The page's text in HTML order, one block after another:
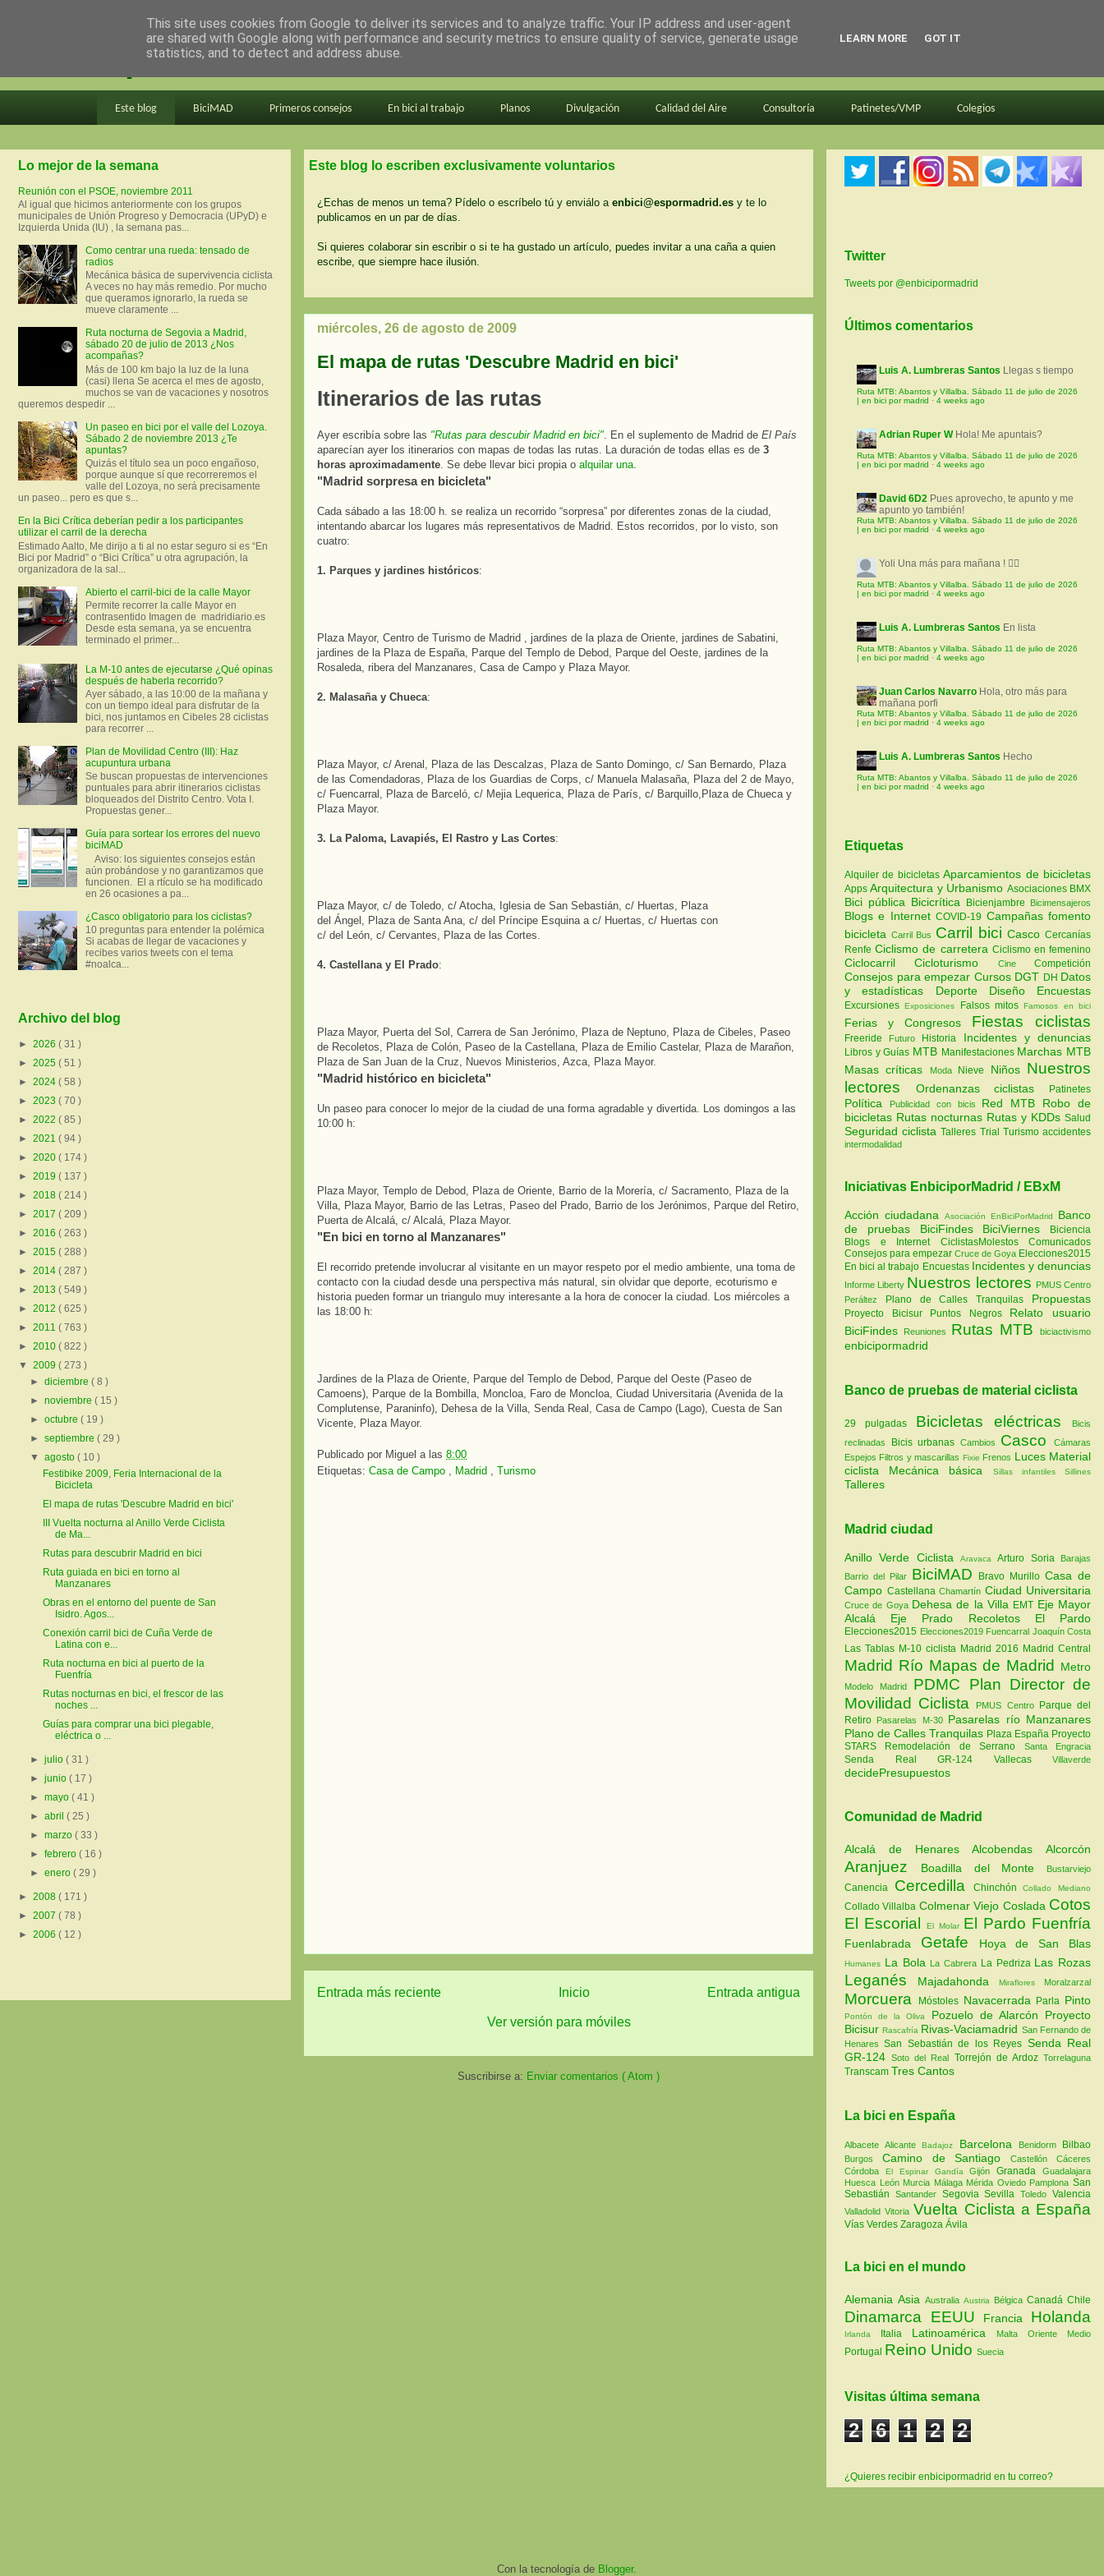
en bici por madrid
Este blog BiciMAD Primeros consejos En bici al trabajo Planos Divulgación Calidad del Aire Consultoría Patinetes/VMP Colegios
Este blog lo escriben exclusivamente voluntarios
¿Echas de menos un tema? Pídelo o escríbelo tú y enviálo a enbici@espormadrid.es y te lo
publicamos en un par de días.
Si quieres colaborar sin escribir o si te ha gustado un artículo, puedes invitar a una caña a quien
escribe, que siempre hace ilusión.
miércoles, 26 de agosto de 2009
El mapa de rutas 'Descubre Madrid en bici'
Itinerarios de las rutas
Ayer escribía sobre las "Rutas para descubir Madrid en bici" . En el suplemento de Madrid de El País
aparecían ayer los itinerarios con mapas de todas las rutas. La duración de todas ellas es de 3
horas aproximadamente . Se debe llevar bici propia o alquilar una
"Madrid sorpresa en bicicleta"
Cada sábado a las 18:00 h. se realiza un recorrido “sorpresa” por diferentes zonas de la ciudad,
intentando abarcar los lugares más representativos de Madrid. Estos recorridos, por lo visto, son
cuatro:
1. Parques y jardines históricos:
Plaza Mayor, Centro de Turismo de Madrid , jardines de la plaza de Oriente, jardines de Sabatini,
jardines de la Plaza de España, Parque del Templo de Debod, Parque del Oeste, jardines de la
Rosaleda, ribera del Manzanares, Casa de Campo y Plaza Mayor.
2. Malasaña y Chueca:
Plaza Mayor, c/ Arenal, Plaza de las Descalzas, Plaza de Santo Domingo, c/ San Bernardo, Plaza
de las Comendadoras, Plaza de los Guardias de Corps, c/ Manuela Malasaña, Plaza del 2 de Mayo,
c/ Fuencarral, Plaza de Barceló, c/ Mejia Lequerica, Plaza de París, c/ Barquillo,Plaza de Chueca y
Plaza Mayor.
3. La Paloma, Lavapiés, El Rastro y Las Cortes:
Plaza Mayor, c/ de Toledo, c/ Atocha, Iglesia de San Sebastián, c/ Huertas, Plaza
del Ángel, Plaza de Santa Ana, c/ del Príncipe Esquina a c/ Huertas, c/ Huertas con
c/ del León, c/ Cervantes, Plaza de las Cortes.
4. Castellana y El Prado:
Plaza Mayor, Puerta del Sol, Carrera de San Jerónimo, Plaza de Neptuno, Plaza de Cibeles, Paseo
de Recoletos, Plaza de Colón, Paseo de la Castellana, Plaza de Emilio Castelar, Plaza de Marañon,
Plaza de San Juan de la Cruz, Nuevos Ministerios, Azca, Plaza Mayor.
"Madrid histórico en bicicleta"
Un paseo para conocer lo mejor de la ciudad de una forma agradable y divertida. Los domingos a las
10:00 h:
Plaza Mayor, Templo de Debod, Plaza de Oriente, Barrio de la Morería, c/ Sacramento, Plaza de la
Villa, Plaza Mayor, Barrio de las Letras, Paseo del Prado, Barrio de los Jerónimos, Parque del Retiro,
Puerta de Alcalá, c/ Alcalá, Plaza Mayor.
"En bici en torno al Manzanares"
El recorrido pretende involucrar al visitante en un mayor respeto por el medio ambiente, una toma de
contacto con la ciudad desde una perspectiva más natural, sin olvidar que deporte, ecoturismo e
historia pueden formar un triangulo muy interesante a la hora de conocer la ciudad. Los miércoles a
las 18:00 h:
Jardines de la Plaza de Oriente, Parque del Templo de Debod, Parque del Oeste (Paseo de
Camoens), Parque de la Bombilla, Moncloa, Faro de Moncloa, Ciudad Universitaria (Avenida de la
Complutense, Paraninfo), Dehesa de la Villa, Senda Real, Casa de Campo (Lago), Cuesta de San
Vicente, Plaza Mayor.
Publicado por Miguel a las 8:00
Etiquetas: Casa de Campo , Madrid , Turismo
Entrada más reciente Entrada antigua
Inicio
Ver versión para móviles
Suscribirse a: Enviar comentarios ( Atom )
Lo mejor de la semana
Reunión con el PSOE, noviembre 2011
Al igual que hicimos anteriormente con los grupos
municipales de Unión Progreso y Democracia (UPyD) e
Izquierda Unida (IU) , la semana pas...
Como centrar una rueda: tensado de
radios
Mecánica básica de supervivencia ciclista
A veces no hay más remedio. Por mucho
que queramos ignorarlo, la rueda se
mueve claramente ...
Ruta nocturna de Segovia a Madrid,
sábado 20 de julio de 2013 ¿Nos
acompañas?
Más de 100 km bajo la luz de la luna
(casi) llena Se acerca el mes de agosto,
muchos se van de vacaciones y nosotros
queremos despedir ...
Un paseo en bici por el valle del Lozoya.
Sábado 2 de noviembre 2013 ¿Te
apuntas?
Quizás el título sea un poco engañoso,
porque aunque sí que recorreremos el
valle del Lozoya, no será precisamente
un paseo... pero es que s...
En la Bici Crítica deberían pedir a los participantes
utilizar el carril de la derecha
Estimado Aalto, Me dirijo a ti al no estar seguro si es “En
Bici por Madrid” o “Bici Crítica” u otra agrupación, la
organizadora de la sal...
Abierto el carril-bici de la calle Mayor
Permite recorrer la calle Mayor en
contrasentido Imagen de madridiario.es
Desde esta semana, ya se encuentra
terminado el primer...
La M-10 antes de ejecutarse ¿Qué opinas
después de haberla recorrido?
Ayer sábado, a las 10:00 de la mañana y
con un tiempo ideal para disfrutar de la
bici, nos juntamos en Cibeles 28 ciclistas
para recorrer ...
Plan de Movilidad Centro (III): Haz
acupuntura urbana
Se buscan propuestas de intervenciones
puntuales para abrir itinerarios ciclistas
bloqueados del Distrito Centro. Vota I.
Propuestas gener...
Guía para sortear los errores del nuevo
biciMAD
Aviso: los siguientes consejos están
aún probándose y no garantizamos que
funcionen. El a rtículo se ha modificado
en 26 ocasiones a pa...
¿Casco obligatorio para los ciclistas?
10 preguntas para entender la polémica
Si acabas de llegar de vacaciones y
recibes varios tweets con el tema
#noalca...
Archivo del blog
► 2026 ( 31 )
► 2025 ( 51 )
► 2024 ( 58 )
► 2023 ( 70 )
► 2022 ( 85 )
► 2021 ( 94 )
► 2020 ( 174 )
► 2019 ( 137 )
► 2018 ( 214 )
► 2017 ( 209 )
► 2016 ( 263 )
► 2015 ( 288 )
► 2014 ( 287 )
► 2013 ( 549 )
► 2012 ( 625 )
► 2011 ( 763 )
► 2010 ( 822 )
▼ 2009 ( 273 )
►diciembre( 8 )
►noviembre( 15 )
►octubre( 19 )
►septiembre( 29 )
▼agosto( 10 )
Festibike 2009, Feria Internacional de la
Bicicleta
El mapa de rutas 'Descubre Madrid en bici'
III Vuelta nocturna al Anillo Verde Ciclista
de Ma...
Rutas para descubrir Madrid en bici
Ruta guiada en bici en torno al
Manzanares
Obras en el entorno del puente de San
Isidro. Agos...
Conexión carril bici de Cuña Verde de
Latina con e...
Ruta nocturna en bici al puerto de la
Fuenfría
Rutas nocturnas en bici, el frescor de las
noches ...
Guías para comprar una bici plegable,
eléctrica o ...
►julio( 31 )
►junio( 17 )
►mayo( 41 )
►abril( 25 )
►marzo( 33 )
►febrero( 16 )
►enero( 29 )
► 2008 ( 171 )
► 2007 ( 78 )
► 2006 ( 12 )
Twitter
Tweets por @enbicipormadrid
Últimos comentarios
Luis A. Lumbreras Santos Llegas s tiempo
Ruta MTB: Abantos y Villalba. Sábado 11 de julio de 2026
| en bici por madrid · 4 weeks ago
Adrian Ruper W Hola! Me apuntais?
Ruta MTB: Abantos y Villalba. Sábado 11 de julio de 2026
| en bici por madrid · 4 weeks ago
David 6D2 Pues aprovecho, te apunto y me
apunto yo también!
Ruta MTB: Abantos y Villalba. Sábado 11 de julio de 2026
| en bici por madrid · 4 weeks ago
Yoli Una más para mañana ! 🚵‍♀️
Ruta MTB: Abantos y Villalba. Sábado 11 de julio de 2026
| en bici por madrid · 4 weeks ago
Luis A. Lumbreras Santos En lista
Ruta MTB: Abantos y Villalba. Sábado 11 de julio de 2026
| en bici por madrid · 4 weeks ago
Juan Carlos Navarro Hola, otro más para
mañana porfi
Ruta MTB: Abantos y Villalba. Sábado 11 de julio de 2026
| en bici por madrid · 4 weeks ago
Luis A. Lumbreras Santos Hecho
Ruta MTB: Abantos y Villalba. Sábado 11 de julio de 2026
| en bici por madrid · 4 weeks ago
Etiquetas
Alquiler de bicicletasAparcamientos de bicicletas
AppsArquitectura y Urbanismo Asociaciones BMX
Bici pública Bicicrítica Bicienjambre Bicimensajeros
Blogs e InternetCOVID-19 Campañas fomento
bicicleta Carril Bus Carril biciCascoCercanías
RenfeCiclismo de carretera Ciclismo en femenino
CiclocarrilCicloturismo CineCompetición
Consejos para empezar Cursos DGT DH Datos
y estadísticas Deporte Diseño Encuestas
ExcursionesExposiciones Falsos mitosFamosos en bici
Ferias y Congresos Fiestas ciclistas
Freeride Futuro Historia Incidentes y denuncias
Libros y Guías MTB Manifestaciones Marchas MTB
Masas críticas
Moda Nieve Niños Nuestros
lectores
Ordenanzas ciclistas Patinetes
Política Publicidad con bicis Red MTB Robo de
bicicletas Rutas nocturnas Rutas y KDDs Salud
Seguridad ciclistaTalleres Trial Turismoaccidentes
intermodalidad
Iniciativas EnbiciporMadrid / EBxM
Acción ciudadana Asociación EnBiciPorMadrid
Banco
de pruebas
BiciFindes BiciViernes
Biciencia
Blogs e Internet
CiclistasMolestos
Comunicados
Consejos para empezar Cruce de Goya Elecciones2015
En bici al trabajo Encuestas Incidentes y denuncias
Informe Liberty Nuestros lectores
PMUS Centro
Peráltez
Plano de Calles Tranquilas Propuestas
Proyecto Bicisur Puntos Negros
Relato usuario
BiciFindes
Reuniones Rutas MTB biciactivismo
enbicipormadrid
Banco de pruebas de material ciclista
29 pulgadas Bicicletas eléctricas
Bicis
reclinadas
Bicis urbanas Cambios Casco
Cámaras
Espejos Filtros y mascarillas Fixie Frenos Luces Material
ciclista
Mecánica básica Sillas infantiles Sillines
Talleres
Madrid ciudad
Anillo Verde Ciclista AravacaArturo Soria
Barajas
Barrio del Pilar BiciMAD Bravo MurilloCasa de
Campo Castellana Chamartín Ciudad Universitaria
Cruce de Goya Dehesa de la Villa EMT Eje Mayor
Alcalá Eje Prado Recoletos El Pardo
Elecciones2015 Elecciones2019 Fuencarral Joaquín Costa
Las Tablas M-10 ciclista Madrid 2016 Madrid Central
Madrid Río Mapas de Madrid Metro
Modelo Madrid PDMC Plan Director de
Movilidad Ciclista
PMUS Centro Parque del
Retiro Pasarelas M-30 Pasarelas río Manzanares
Plano de Calles Tranquilas Plaza España Proyecto
STARS Remodelación de Serrano Santa Engracia
Senda Real GR-124 Vallecas Villaverde
decidePresupuestos
Comunidad de Madrid
Alcalá de HenaresAlcobendas Alcorcón
Aranjuez Boadilla del Monte Bustarviejo
Canencia Cercedilla ChinchónCollado Mediano
Collado Villalba Colmenar Viejo Coslada Cotos
El EscorialEl Molar El Pardo Fuenfría
Fuenlabrada Getafe Hoya de San Blas
Humanes La Bola La Cabrera La Pedriza Las Rozas
Leganés Majadahonda Miraflores Moralzarzal
Morcuera Móstoles Navacerrada Parla Pinto
Pontón de la Oliva Pozuelo de Alarcón Proyecto
BicisurRascafría Rivas-Vaciamadrid San Fernando de
HenaresSan Sebastián de los Reyes Senda Real
GR-124Soto del Real Torrejón de ArdozTorrelaguna
Transcam Tres Cantos
La bici en España
AlbaceteAlicanteBadajoz Barcelona Benidorm Bilbao
Burgos Camino de SantiagoCastellónCáceres
Córdoba El Espinar GandíaGijónGranadaGuadalajara
Huesca León Murcia Málaga Mérida Oviedo PamplonaSan
Sebastián Santander SegoviaSevillaToledoValencia
ValladolidVitoria Vuelta Ciclista a España
Vías Verdes Zaragoza Ávila
La bici en el mundo
Alemania Asia Australia Austria Bélgica Canadá Chile
Dinamarca EEUU Francia Holanda
Irlanda Italia Latinoamérica Malta Oriente Medio
Portugal Reino Unido Suecia
Visitas última semana
2 6 1 2 2
¿Quieres recibir enbicipormadrid en tu correo?
Con la tecnología de Blogger.
This site uses cookies from Google to deliver its services and to analyze traffic. Your IP address and user-agent
are shared with Google along with performance and security metrics to ensure quality of service, generate usage
statistics, and to detect and address abuse.
LEARN MORE GOT IT